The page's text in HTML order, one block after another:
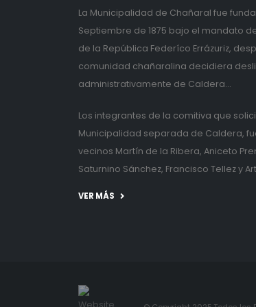
La Municipalidad de Chañaral fue
Septiembre de 1875 bajo el mandato
de la República Federíco Errázuriz,
comunidad chañaralina decidiera
administrativamente de Caldera...
Los integrantes de la comitiva que
Municipalidad separada de Caldera,
vecinos Martín de la Ribera, Aniceto
Saturnino Sánchez, Francisco Tellez y
VER MÁS